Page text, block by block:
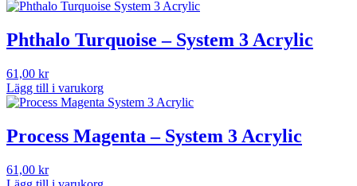
Phthalo Turquoise – System 3 Acrylic
61,00 kr
Lägg till i varukorg
Process Magenta – System 3 Acrylic
61,00 kr